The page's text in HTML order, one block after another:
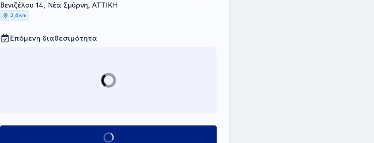
Βενιζέλου 14, Νέα Σμύρνη, ΑΤΤΙΚΗ
2,6 km
Επόμενη διαθεσιμότητα
Κλείσε ραντεβού